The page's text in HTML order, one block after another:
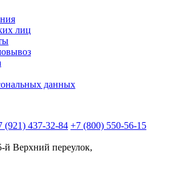
лиц
данных
(921) 437-32-84 +7 (800) 550-56-15
й Верхний переулок,